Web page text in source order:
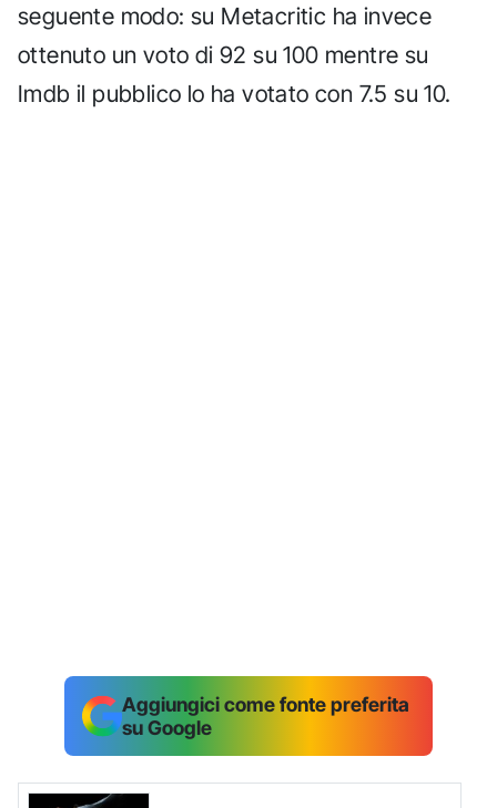
seguente modo: su Metacritic ha invece
ottenuto un voto di 92 su 100 mentre su
Imdb il pubblico lo ha votato con 7.5 su 10.
Aggiungici come fonte preferita
su Google